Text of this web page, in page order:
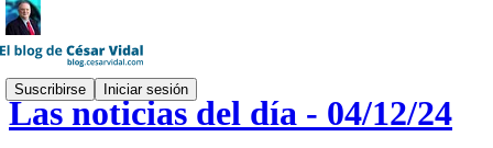
Suscribirse Iniciar sesión
Las noticias del día - 04/12/24